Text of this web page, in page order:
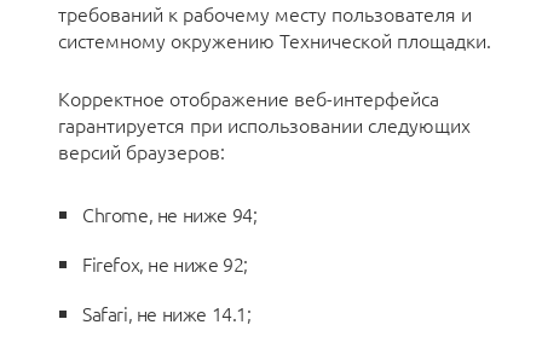
требований к рабочему месту пользователя и
системному окружению Технической площадки.
Корректное отображение веб-интерфейса
гарантируется при использовании следующих
версий браузеров:
Chrome, не ниже 94;
Firefox, не ниже 92;
Safari, не ниже 14.1;